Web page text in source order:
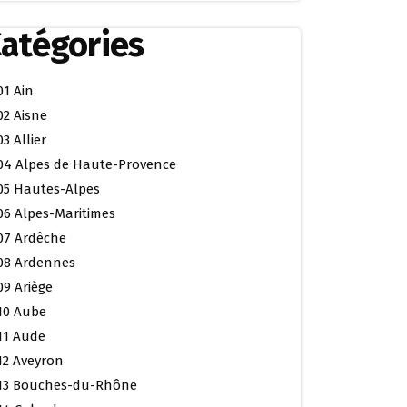
Ain
Aisne
Allier
Alpes de Haute-Provence
Hautes-Alpes
Alpes-Maritimes
Ardêche
Ardennes
Ariège
Aube
Aude
Aveyron
Bouches-du-Rhône